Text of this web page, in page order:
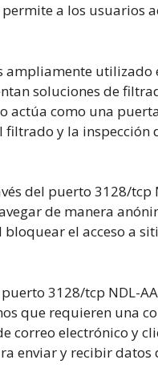
a los usuarios
ampliamente
soluciones de
actúa como una
y la inspección
del puerto 3128/tcp
de manera
el acceso a
3128/tcp NDL-
que requieren una
correo electrónico y
enviar y recibir datos